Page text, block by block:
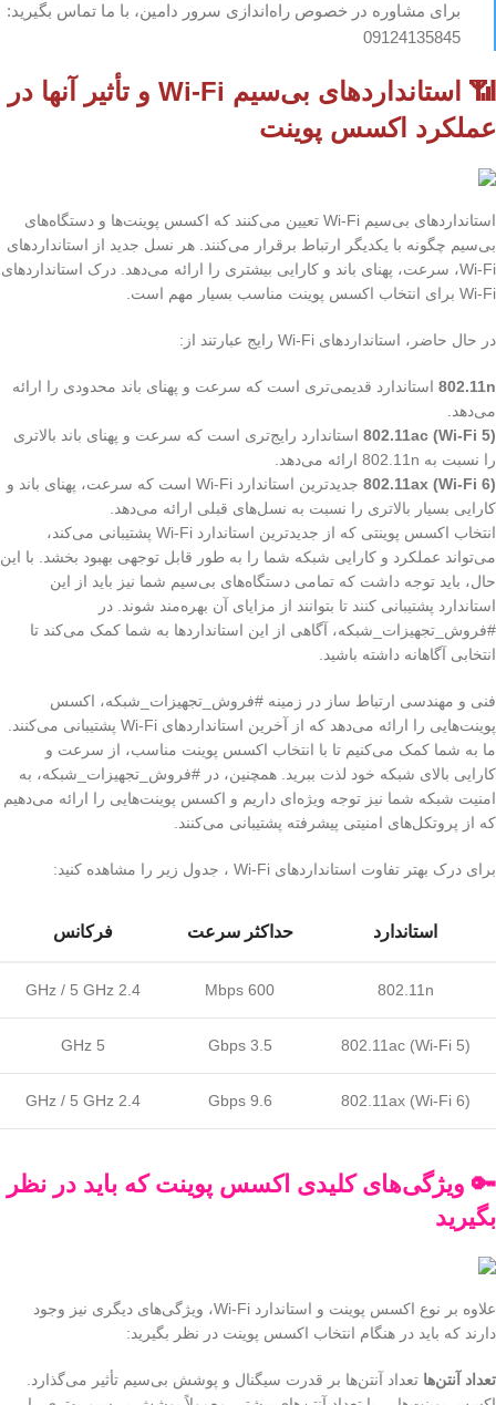
برای مشاوره در خصوص راه‌اندازی سرور دامین، با ما تماس بگیرید:
09124135845
📶 استانداردهای بی‌سیم Wi-Fi و تأثیر آنها در
عملکرد اکسس پوینت
استانداردهای بی‌سیم Wi-Fi تعیین می‌کنند که اکسس پوینت‌ها و دستگاه‌های
بی‌سیم چگونه با یکدیگر ارتباط برقرار می‌کنند. هر نسل جدید از استانداردهای
Wi-Fi، سرعت، پهنای باند و کارایی بیشتری را ارائه می‌دهد. درک استانداردهای
Wi-Fi برای انتخاب اکسس پوینت مناسب بسیار مهم است.
در حال حاضر، استانداردهای Wi-Fi رایج عبارتند از:
802.11n استاندارد قدیمی‌تری است که سرعت و پهنای باند محدودی را ارائه
می‌دهد.
802.11ac (Wi-Fi 5) استاندارد رایج‌تری است که سرعت و پهنای باند بالاتری
را نسبت به 802.11n ارائه می‌دهد.
802.11ax (Wi-Fi 6)
جدیدترین استاندارد Wi-Fi است که سرعت، پهنای باند و
کارایی بسیار بالاتری را نسبت به نسل‌های قبلی ارائه می‌دهد.
انتخاب اکسس پوینتی که از جدیدترین استاندارد Wi-Fi پشتیبانی می‌کند،
می‌تواند عملکرد و کارایی شبکه شما را به طور قابل توجهی بهبود بخشد. با این
حال، باید توجه داشت که تمامی دستگاه‌های بی‌سیم شما نیز باید از این
استاندارد پشتیبانی کنند تا بتوانند از مزایای آن بهره‌مند شوند. در
#فروش_تجهیزات_شبکه، آگاهی از این استانداردها به شما کمک می‌کند تا
انتخابی آگاهانه داشته باشید.
فنی و مهندسی ارتباط ساز در زمینه #فروش_تجهیزات_شبکه، اکسس
پوینت‌هایی را ارائه می‌دهد که از آخرین استانداردهای Wi-Fi پشتیبانی می‌کنند.
ما به شما کمک می‌کنیم تا با انتخاب اکسس پوینت مناسب، از سرعت و
کارایی بالای شبکه خود لذت ببرید. همچنین، در #فروش_تجهیزات_شبکه، به
امنیت شبکه شما نیز توجه ویژه‌ای داریم و اکسس پوینت‌هایی را ارائه می‌دهیم
که از پروتکل‌های امنیتی پیشرفته پشتیبانی می‌کنند.
برای درک بهتر تفاوت استانداردهای Wi-Fi ، جدول زیر را مشاهده کنید:
استاندارد حداکثر سرعت فرکانس
802.11n
600 Mbps
2.4 GHz / 5 GHz
802.11ac (Wi-Fi 5)
3.5 Gbps
5 GHz
802.11ax (Wi-Fi 6)
9.6 Gbps
2.4 GHz / 5 GHz
🔑 ویژگی‌های کلیدی اکسس پوینت که باید در نظر
بگیرید
علاوه بر نوع اکسس پوینت و استاندارد Wi-Fi، ویژگی‌های دیگری نیز وجود
دارند که باید در هنگام انتخاب اکسس پوینت در نظر بگیرید:
تعداد آنتن‌ها تعداد آنتن‌ها بر قدرت سیگنال و پوشش بی‌سیم تأثیر می‌گذارد.